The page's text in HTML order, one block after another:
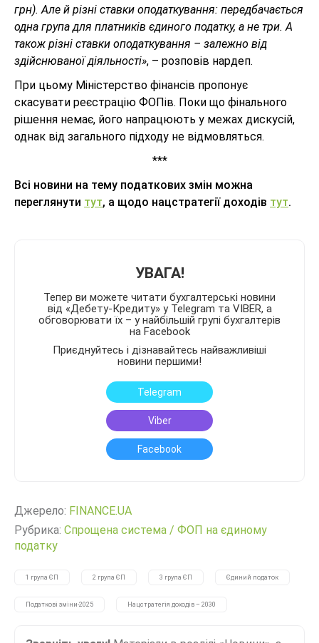
грн). Але й різні ставки оподаткування: передбачається
одна група для платників єдиного податку, а не три. А
також різні ставки оподаткування – залежно від
здійснюваної діяльності», – розповів нардеп.
При цьому Міністерство фінансів пропонує
скасувати реєстрацію ФОПів. Поки що фінального
рішення немає, його напрацюють у межах дискусій,
однак від загального підходу не відмовляться.
***
Всі новини на тему податкових змін можна
переглянути тут, а щодо нацстратегії доходів тут.
УВАГА!
Тепер ви можете читати бухгалтерські новини
від «Дебету-Кредиту» у Telegram та VIBER, а
обговорювати їх – у найбільшій групі бухгалтерів
на Facebook
Приєднуйтесь і дізнавайтесь найважливіші
новини першими!
Telegram
Viber
Facebook
Джерело: FINANCE.UA
Рубрика: Спрощена система / ФОП на єдиному
податку
1 група ЄП 2 група ЄП 3 група ЄП Єдиний податок
Податкові зміни-2025 Нацстратегія доходів – 2030